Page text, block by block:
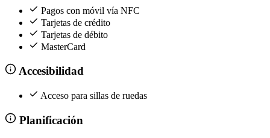
Pagos con móvil vía NFC
Tarjetas de crédito
Tarjetas de débito
MasterCard
Accesibilidad
Acceso para sillas de ruedas
Planificación